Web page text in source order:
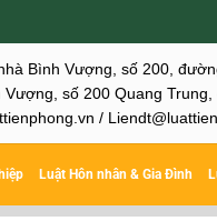
Bình Vượng, số 200,
Vượng, số 200 Quang
/
Luật Hôn nhân & Gia Đình